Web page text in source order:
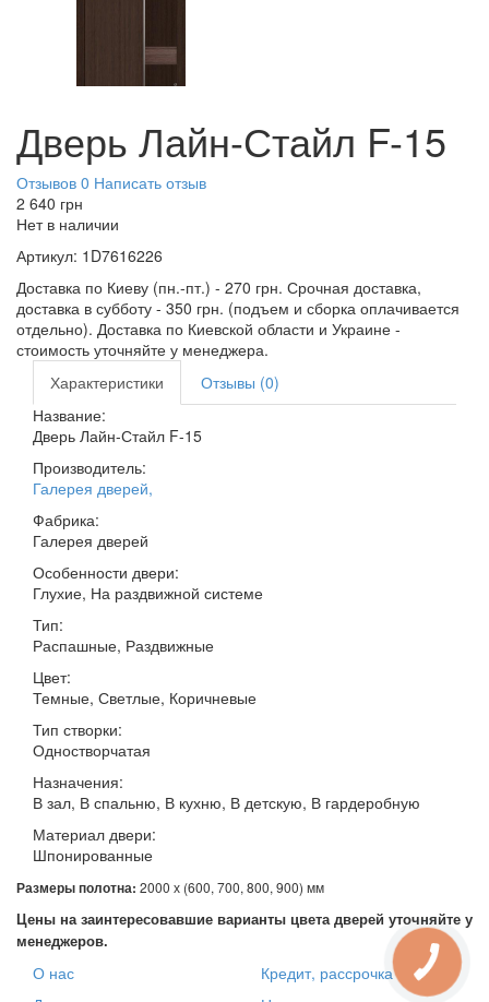
Дверь Лайн-Стайл F-15
Отзывов 0 Написать отзыв
2 640 грн
Нет в наличии
Артикул: 1D7616226
Доставка по Киеву (пн.-пт.) - 270 грн. Срочная доставка,
доставка в субботу - 350 грн. (подъем и сборка оплачивается
отдельно). Доставка по Киевской области и Украине -
стоимость уточняйте у менеджера.
Характеристики
Отзывы (0)
Название:
Дверь Лайн-Стайл F-15
Производитель:
Галерея дверей,
Фабрика:
Галерея дверей
Особенности двери:
Глухие, На раздвижной системе
Тип:
Распашные, Раздвижные
Цвет:
Темные, Светлые, Коричневые
Тип створки:
Одностворчатая
Назначения:
В зал, В спальню, В кухню, В детскую, В гардеробную
Материал двери:
Шпонированные
Размеры полотна: 2000 х (600, 700, 800, 900) мм
Цены на заинтересовавшие варианты цвета дверей уточняйте у
менеджеров.
О нас
Кредит, рассрочка